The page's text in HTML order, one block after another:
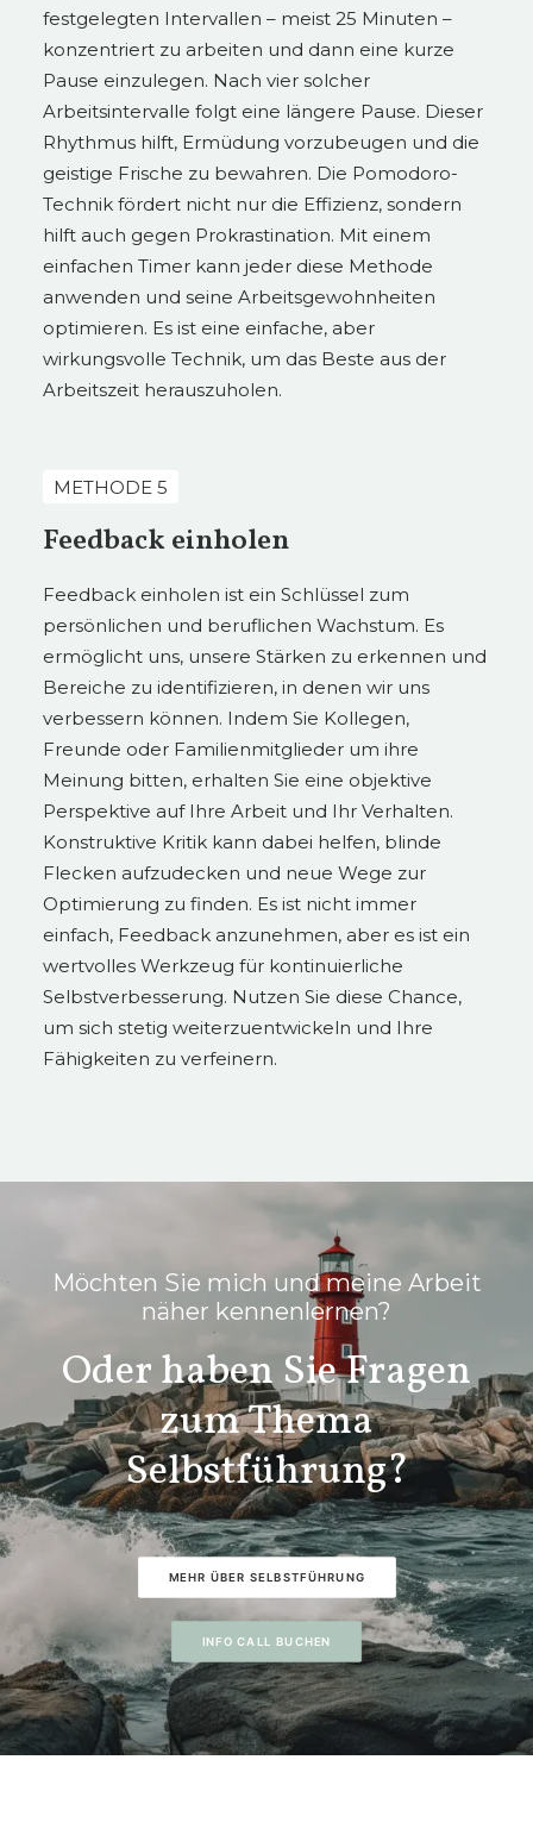
festgelegten Intervallen – meist 25 Minuten –
konzentriert zu arbeiten und dann eine kurze
Pause einzulegen. Nach vier solcher
Arbeitsintervalle folgt eine längere Pause. Dieser
Rhythmus hilft, Ermüdung vorzubeugen und die
geistige Frische zu bewahren. Die Pomodoro-
Technik fördert nicht nur die Effizienz, sondern
hilft auch gegen Prokrastination. Mit einem
einfachen Timer kann jeder diese Methode
anwenden und seine Arbeitsgewohnheiten
optimieren. Es ist eine einfache, aber
wirkungsvolle Technik, um das Beste aus der
Arbeitszeit herauszuholen.
METHODE 5
Feedback einholen
Feedback einholen ist ein Schlüssel zum
persönlichen und beruflichen Wachstum. Es
ermöglicht uns, unsere Stärken zu erkennen und
Bereiche zu identifizieren, in denen wir uns
verbessern können. Indem Sie Kollegen,
Freunde oder Familienmitglieder um ihre
Meinung bitten, erhalten Sie eine objektive
Perspektive auf Ihre Arbeit und Ihr Verhalten.
Konstruktive Kritik kann dabei helfen, blinde
Flecken aufzudecken und neue Wege zur
Optimierung zu finden. Es ist nicht immer
einfach, Feedback anzunehmen, aber es ist ein
wertvolles Werkzeug für kontinuierliche
Selbstverbesserung. Nutzen Sie diese Chance,
um sich stetig weiterzuentwickeln und Ihre
Fähigkeiten zu verfeinern.
Möchten Sie mich und meine Arbeit
näher kennenlernen?
Oder haben Sie Fragen
zum Thema
Selbstführung?
MEHR ÜBER SELBSTFÜHRUNG
INFO CALL BUCHEN